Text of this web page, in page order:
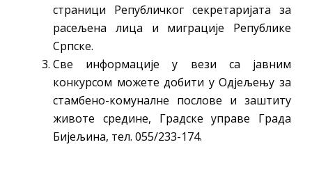
страници Републичког секретаријата за
расељена лица и миграције Републике
Српске.
Све информације у вези са јавним
конкурсом можете добити у Одјељењу за
стамбено-комуналне послове и заштиту
животе средине, Градске управе Града
Бијељина, тел. 055/233-174.